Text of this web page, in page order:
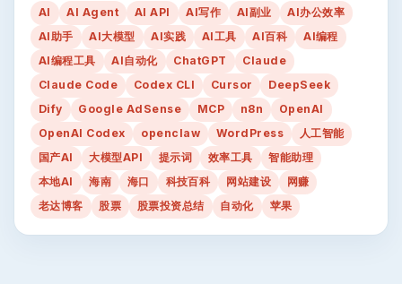
AI AI Agent AI API AI写作 AI副业
AI办公效率
AI助手
AI大模型 AI实践 AI工具 AI百科
AI编程
AI编程工具
AI自动化 ChatGPT
Claude
Claude Code
Codex CLI Cursor
DeepSeek
Dify
Google AdSense MCP n8n
OpenAI
OpenAI Codex
openclaw WordPress
人工智能
国产AI
大模型API 提示词 效率工具
智能助理
本地AI
海南 海口 科技百科 网站建设
网赚
老达博客
股票 股票投资总结 自动化 苹果